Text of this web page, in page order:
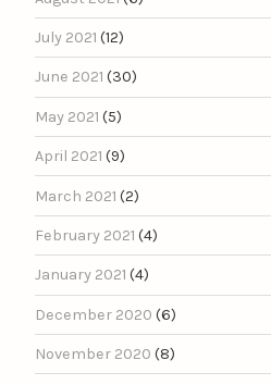
July 2021 (12)
June 2021 (30)
May 2021 (5)
April 2021 (9)
March 2021 (2)
February 2021 (4)
January 2021 (4)
December 2020 (6)
November 2020 (8)